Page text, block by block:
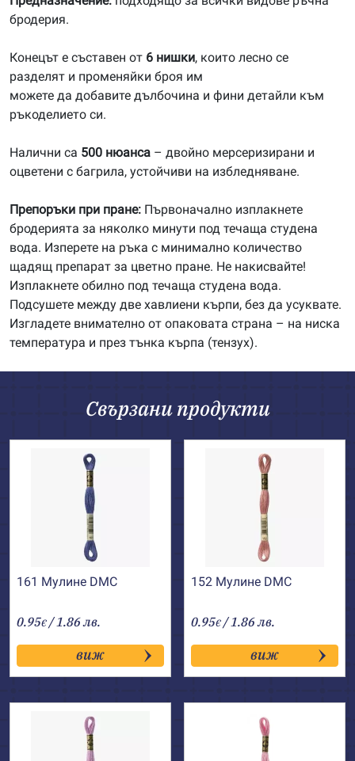
бродерия.
Конецът е съставен от 6 нишки, които лесно се
разделят и променяйки броя им
можете да добавите дълбочина и фини детайли към
ръкоделието си.
Налични са 500 нюанса – двойно мерсеризирани и
оцветени с багрила, устойчиви на избледняване.
Препоръки при пране: Първоначално изплакнете
бродерията за няколко минути под течаща студена
вода. Изперете на ръка с минимално количество
щадящ препарат за цветно пране. Не накисвайте!
Изплакнете обилно под течаща студена вода.
Подсушете между две хавлиени кърпи, без да усуквате.
Изгладете внимателно от опаковата страна – на ниска
температура и през тънка кърпа (тензух).
Свързани продукти
161 Мулине DMC
0.95€ / 1.86 лв.
виж
152 Мулине DMC
0.95€ / 1.86 лв.
виж